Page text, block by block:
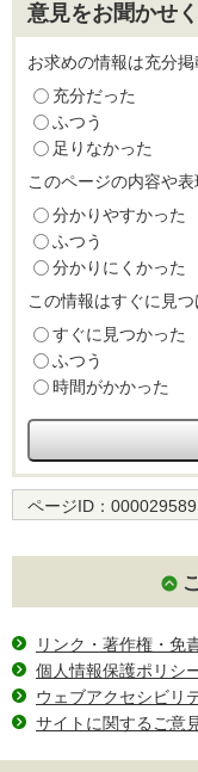
意見をお聞かせ
お求めの情報は充分
充分だった
ふつう
足りなかった
このページの内容や
分かりやすかった
ふつう
分かりにくかった
この情報はすぐに見
すぐに見つかった
ふつう
時間がかかった
ページID： 000029589
リンク・著作権・免
個人情報保護ポリシ
ウェブアクセシビリ
サイトに関するご意